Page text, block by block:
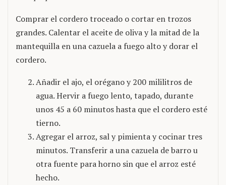
Comprar el cordero troceado o cortar en trozos
grandes. Calentar el aceite de oliva y la mitad de la
mantequilla en una cazuela a fuego alto y dorar el
cordero.
Añadir el ajo, el orégano y 200 mililitros de
agua. Hervir a fuego lento, tapado, durante
unos 45 a 60 minutos hasta que el cordero esté
tierno.
Agregar el arroz, sal y pimienta y cocinar tres
minutos. Transferir a una cazuela de barro u
otra fuente para horno sin que el arroz esté
hecho.